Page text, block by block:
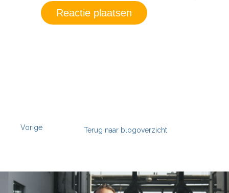
Vorige Terug naar blogoverzicht